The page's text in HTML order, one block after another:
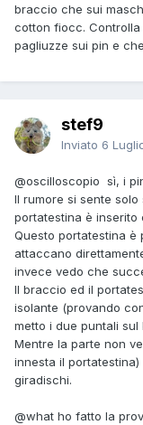
braccio che sui
cotton fiocc.
pagliuzze sui pin e
stef9
Inviato 6
@oscilloscopio sì, i
Il rumore si sente
portatestina è
Questo portatestina è
attaccano
invece vedo che
Il braccio ed il
isolante (provando
metto i due puntali
Mentre la parte non
innesta il
giradischi.
@what ho fatto la